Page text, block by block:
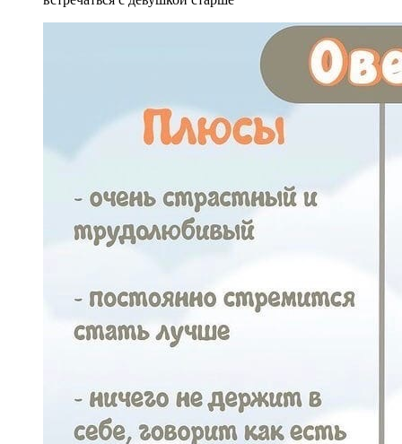
Мем. Плюсы встречаться со мной. Плюсы